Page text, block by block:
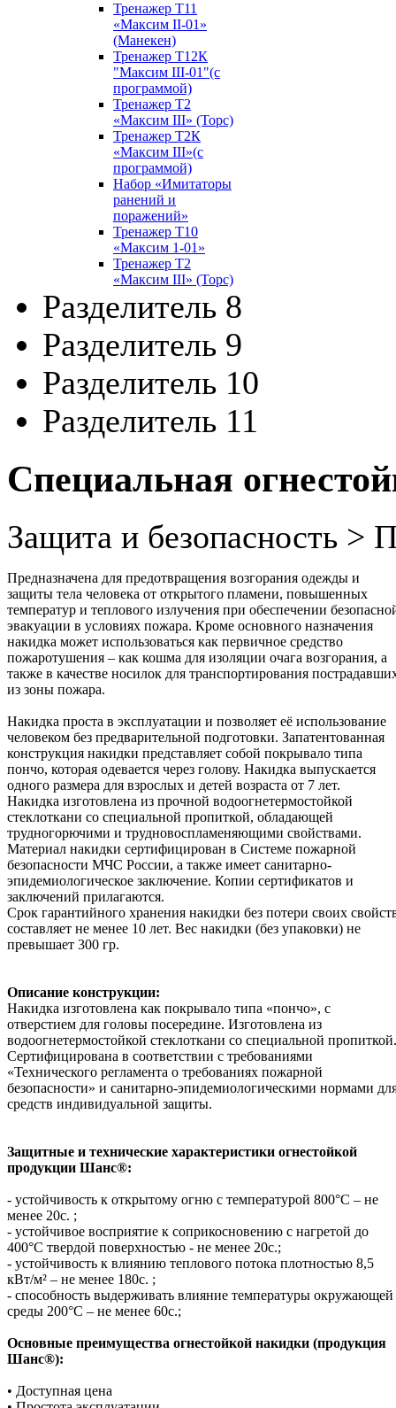
Тренажер Т11
«Максим II-01»
(Манекен)
Тренажер Т12К
"Максим III-01"(с
программой)
Тренажер Т2
«Максим III» (Торс)
Тренажер Т2К
«Максим III»(с
программой)
Набор «Имитаторы
ранений и
поражений»
Тренажер Т10
«Максим 1-01»
Тренажер Т2
«Максим III» (Торс)
Разделитель 8
Разделитель 9
Разделитель 10
Разделитель 11
Специальная
Защита и безопасность >
Предназначена для предотвращения возгорания одежды и
защиты тела человека от открытого пламени, повышенных
температур и теплового излучения при обеспечении
эвакуации в условиях пожара. Кроме основного назначения
накидка может использоваться как первичное средство
пожаротушения – как кошма для изоляции очага возгорания, а
также в качестве носилок для транспортирования
из зоны пожара.
Накидка проста в эксплуатации и позволяет её использование
человеком без предварительной подготовки. Запатентованная
конструкция накидки представляет собой покрывало типа
пончо, которая одевается через голову. Накидка выпускается
одного размера для взрослых и детей возраста от 7 лет.
Накидка изготовлена из прочной водоогнетермостойкой
стеклоткани со специальной пропиткой, обладающей
трудногорючими и трудновоспламеняющими свойствами.
Материал накидки сертифицирован в Системе пожарной
безопасности МЧС России, а также имеет санитарно-
эпидемиологическое заключение. Копии сертификатов и
заключений прилагаются.
Срок гарантийного хранения накидки без потери своих
составляет не менее 10 лет. Вес накидки (без упаковки) не
превышает 300 гр.
Описание конструкции:
Накидка изготовлена как покрывало типа «пончо», с
отверстием для головы посередине. Изготовлена из
водоогнетермостойкой стеклоткани со специальной пропиткой.
Сертифицирована в соответствии с требованиями
«Технического регламента о требованиях пожарной
безопасности» и санитарно-эпидемиологическими нормами
средств индивидуальной защиты.
Защитные и технические характеристики огнестойкой
продукции Шанс®:
- устойчивость к открытому огню с температурой 800°С – не
менее 20с. ;
- устойчивое восприятие к соприкосновению с нагретой до
400°С твердой поверхностью - не менее 20с.;
- устойчивость к влиянию теплового потока плотностью 8,5
кВт/м² – не менее 180с. ;
- способность выдерживать влияние температуры окружающей
среды 200°С – не менее 60с.;
Основные преимущества огнестойкой накидки (продукция
Шанс®):
• Доступная цена